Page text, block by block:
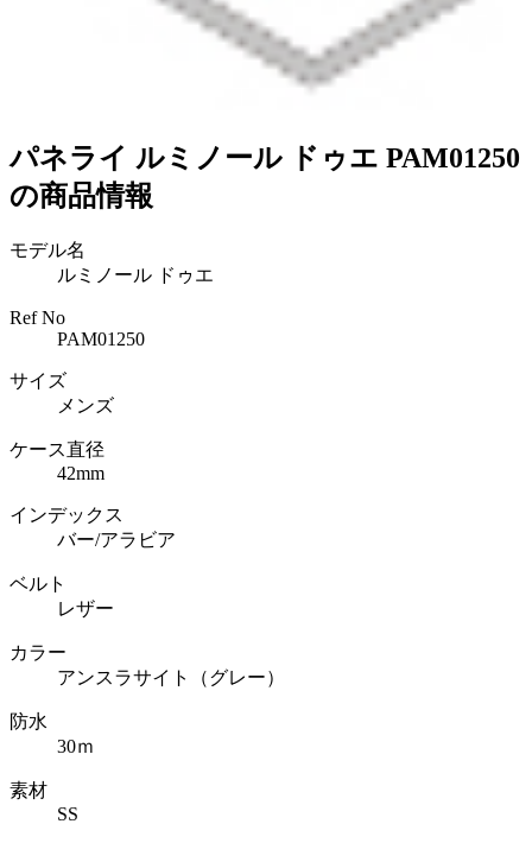
パネライ ルミノール ドゥエ PAM01250
の商品情報
モデル名
ルミノール ドゥエ
Ref No
PAM01250
サイズ
メンズ
ケース直径
42mm
インデックス
バー/アラビア
ベルト
レザー
カラー
アンスラサイト（グレー）
防水
30ｍ
素材
SS